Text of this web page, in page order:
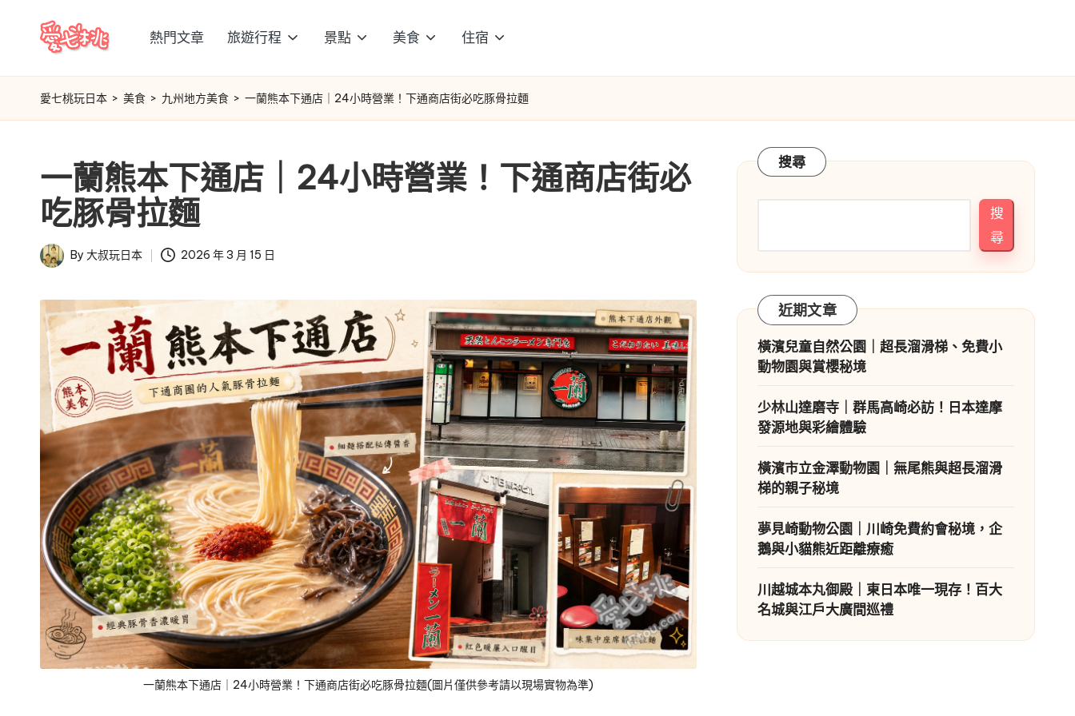
content愛
七
玩
日
本
熱門文章 旅遊行程 景點 美食 住宿
愛七桃玩日本 > 美食 > 九州地方美食 > 一蘭熊本下通店｜24小時營業！下通商店街必吃豚骨拉麵
一蘭熊本下通店｜24小時營業！下通商店街必
吃豚骨拉麵
Posted
By 大叔玩日本 2026 年 3 月 15 日
一蘭熊本下通店｜24小時營業！下通商店街必吃豚骨拉麵(圖片僅供參考請以現場實物為準)
搜尋
搜
尋
近期文章
橫濱兒童自然公園｜超長溜滑梯、免費小
動物園與賞櫻秘境
少林山達磨寺｜群馬高崎必訪！日本達摩
發源地與彩繪體驗
橫濱市立金澤動物園｜無尾熊與超長溜滑
梯的親子秘境
夢見崎動物公園｜川崎免費約會秘境，企
鵝與小貓熊近距離療癒
川越城本丸御殿｜東日本唯一現存！百大
名城與江戶大廣間巡禮